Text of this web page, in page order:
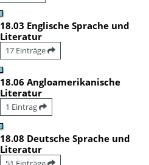
18.03 Englische Sprache und
Literatur
17 Einträge
18.06 Angloamerikanische
Literatur
1 Eintrag
18.08 Deutsche Sprache und
Literatur